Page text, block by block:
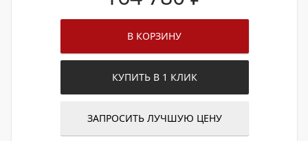
В КОРЗИНУ
КУПИТЬ В 1 КЛИК
ЗАПРОСИТЬ ЛУЧШУЮ ЦЕНУ